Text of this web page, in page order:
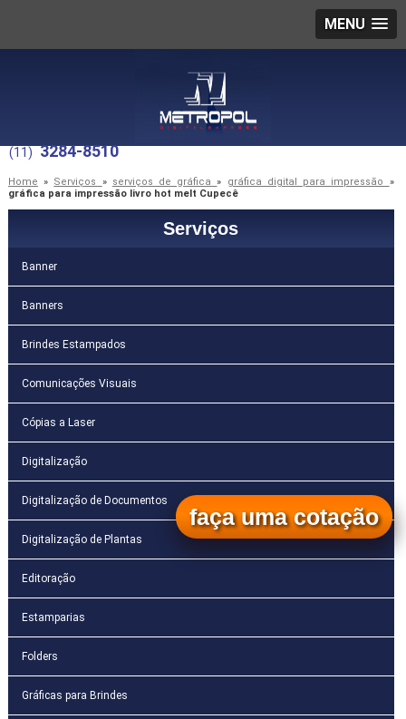
MENU
(11) 3284-8510
Home » Serviços » serviços de gráfica» gráfica digital para impressão »
gráfica para impressão livro hot melt Cupecê
Serviços
Banner
Banners
Brindes Estampados
Comunicações Visuais
Cópias a Laser
Digitalização
Digitalização de Documentos
Digitalização de Plantas
Editoração
Estamparias
Folders
Gráficas para Brindes
faça uma cotação